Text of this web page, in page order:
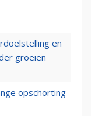
en
groeien
opschorting